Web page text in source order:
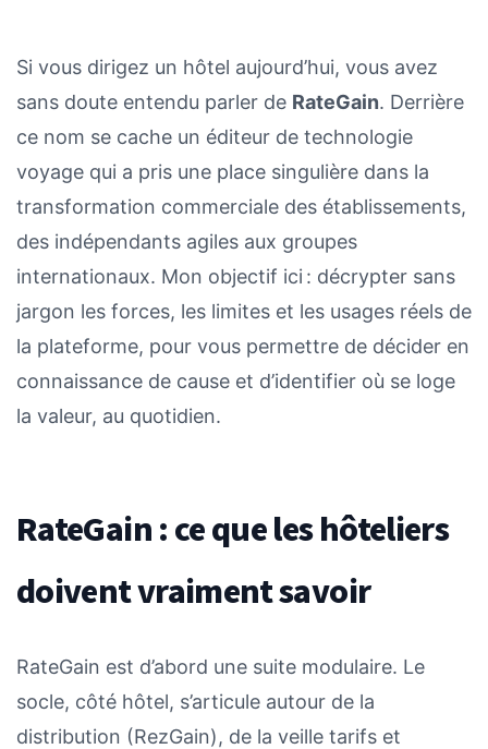
Si vous dirigez un hôtel aujourd’hui, vous avez
sans doute entendu parler de RateGain. Derrière
ce nom se cache un éditeur de technologie
voyage qui a pris une place singulière dans la
transformation commerciale des établissements,
des indépendants agiles aux groupes
internationaux. Mon objectif ici : décrypter sans
jargon les forces, les limites et les usages réels de
la plateforme, pour vous permettre de décider en
connaissance de cause et d’identifier où se loge
la valeur, au quotidien.
RateGain : ce que les hôteliers
doivent vraiment savoir
RateGain est d’abord une suite modulaire. Le
socle, côté hôtel, s’articule autour de la
distribution (RezGain), de la veille tarifs et